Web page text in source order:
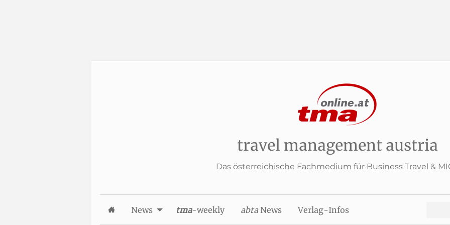
travel management austria
Das österreichische Fachmedium für Business Travel &
News tma-weekly abtaNews Verlag-Infos